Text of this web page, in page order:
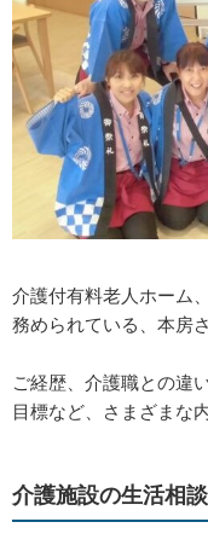
介護付有料老人ホーム
務められている、本房
ご経歴、介護職との違
目標など、さまざまな
介護施設の生活相